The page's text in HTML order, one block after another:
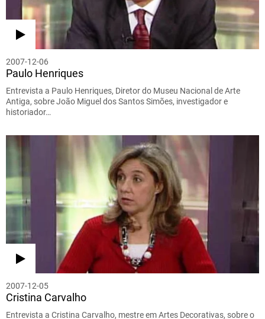
2007-12-06
Paulo Henriques
Entrevista a Paulo Henriques, Diretor do Museu Nacional de Arte
Antiga, sobre João Miguel dos Santos Simões, investigador e
historiador…
2007-12-05
Cristina Carvalho
Entrevista a Cristina Carvalho, mestre em Artes Decorativas, sobre o